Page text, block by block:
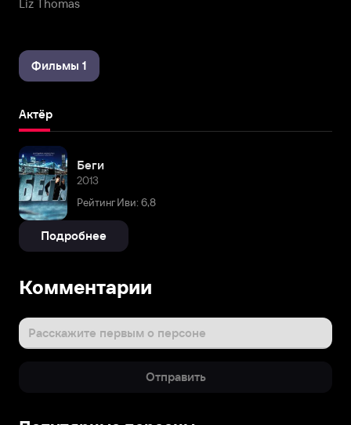
Liz Thomas
Фильмы 1
Актёр
Беги
2013
Рейтинг Иви: 6,8
Подробнее
Комментарии
Расскажите первым о персоне
Отправить